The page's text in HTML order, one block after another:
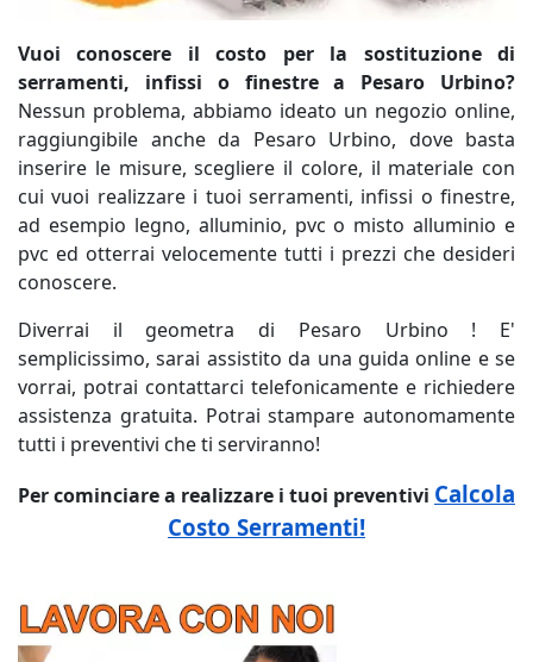
Vuoi conoscere il costo per la sostituzione di
serramenti, infissi o finestre a Pesaro Urbino?
Nessun problema, abbiamo ideato un negozio online,
raggiungibile anche da Pesaro Urbino, dove basta
inserire le misure, scegliere il colore, il materiale con
cui vuoi realizzare i tuoi serramenti, infissi o finestre,
ad esempio legno, alluminio, pvc o misto alluminio e
pvc ed otterrai velocemente tutti i prezzi che desideri
conoscere.
Diverrai il geometra di Pesaro Urbino ! E'
semplicissimo, sarai assistito da una guida online e se
vorrai, potrai contattarci telefonicamente e richiedere
assistenza gratuita. Potrai stampare autonomamente
tutti i preventivi che ti serviranno!
Per cominciare a realizzare i tuoi preventivi Calcola
Costo Serramenti!